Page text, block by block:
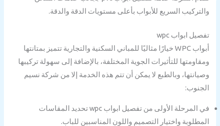
والتركيب السريع للأبواب بأعلى مستويات الدقة والدقة.
تفصيل ابواب wpc
أبواب WPC خيارًا مثاليًا للمباني السكنية والتجارية تتميز بمتانتها
ومقاومتها للتأثيرات الجوية المختلفة، بالإضافة إلى سهولة تركيبها
وصيانتها، وبالطبع لا يمكن أن تتم هذه الخدمة إلا من شركة نسيم
الجنوب:
في المرحلة الأولى من تفصيل ابواب wpc تحديد المقاسات
المطلوبة واختيار التصميم واللون المناسبين للباب.